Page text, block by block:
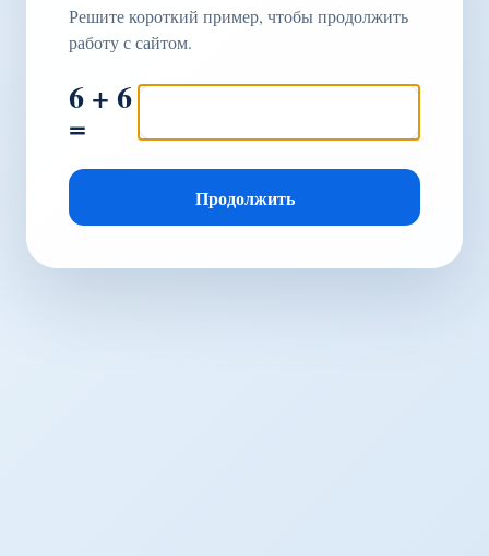
Решите короткий пример, чтобы продолжить
работу с сайтом.
6 + 6
=
Продолжить